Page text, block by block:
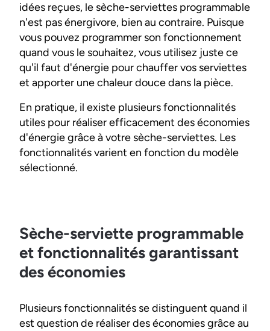
idées reçues, le sèche-serviettes programmable
n'est pas énergivore, bien au contraire. Puisque
vous pouvez programmer son fonctionnement
quand vous le souhaitez, vous utilisez juste ce
qu'il faut d'énergie pour chauffer vos serviettes
et apporter une chaleur douce dans la pièce.
En pratique, il existe plusieurs fonctionnalités
utiles pour réaliser efficacement des économies
d'énergie grâce à votre sèche-serviettes. Les
fonctionnalités varient en fonction du modèle
sélectionné.
Sèche-serviette programmable
et fonctionnalités garantissant
des économies
Plusieurs fonctionnalités se distinguent quand il
est question de réaliser des économies grâce au